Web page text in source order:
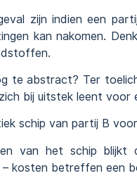
zijn indien een
kan nakomen.
te abstract? Ter
bij uitstek leent voor
schip van partij B
van het schip blijkt
kosten betreffen een